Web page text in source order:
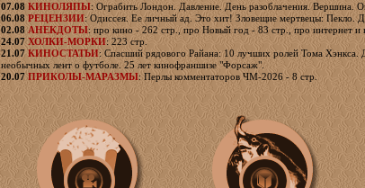
07.08 КИНОЛЯПЫ: Ограбить Лондон. Давление. День разоблачения. Вершина.
06.08 РЕЦЕНЗИИ: Одиссея. Ее личный ад. Это хит! Зловещие мертвецы: Пекло.
02.08 АНЕКДОТЫ: про кино - 262 стр., про Новый год - 83 стр., про интернет
24.07 ХОЛКИ-МОРКИ: 223 стр.
21.07 КИНОСТАТЬИ: Спасший рядового Райана: 10 лучших ролей Тома Хэнкса.
необычных лент о футболе. 25 лет кинофраншизе "Форсаж".
20.07 ПРИКОЛЫ-МАРАЗМЫ: Перлы комментаторов ЧМ-2026 - 8 стр.